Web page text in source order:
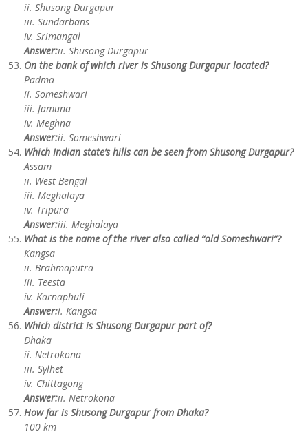
ii. Shusong Durgapur
iii. Sundarbans
iv. Srimangal
Answer:ii. Shusong Durgapur
On the bank of which river is Shusong Durgapur located?
Padma
ii. Someshwari
iii. Jamuna
iv. Meghna
Answer:ii. Someshwari
Which Indian state’s hills can be seen from Shusong Durgapur?
Assam
ii. West Bengal
iii. Meghalaya
iv. Tripura
Answer:iii. Meghalaya
What is the name of the river also called “old Someshwari”?
Kangsa
ii. Brahmaputra
iii. Teesta
iv. Karnaphuli
Answer:i. Kangsa
Which district is Shusong Durgapur part of?
Dhaka
ii. Netrokona
iii. Sylhet
iv. Chittagong
Answer:ii. Netrokona
How far is Shusong Durgapur from Dhaka?
100 km